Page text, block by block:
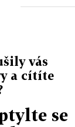
vás
a cítíte
se